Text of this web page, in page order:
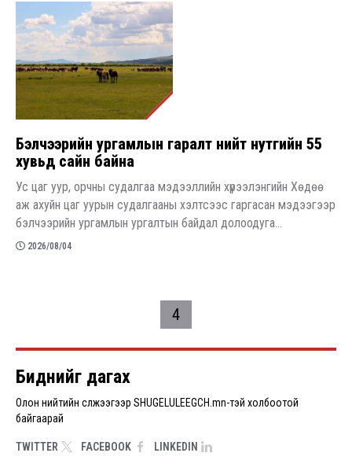
Бэлчээрийн ургамлын гаралт нийт нутгийн 55
хувьд сайн байна
Ус цаг уур, орчны судалгаа мэдээллийн хүрээлэнгийн Хөдөө
аж ахуйн цаг уурын судалгааны хэлтсээс гаргасан мэдээгээр
бэлчээрийн ургамлын ургалтын байдал долоодуга...
2026/08/04
4
Биднийг дагах
Олон нийтийн сүлжээгээр SHUGELULEEGCH.mn-тэй холбоотой
байгаарай
TWITTER FACEBOOK LINKEDIN